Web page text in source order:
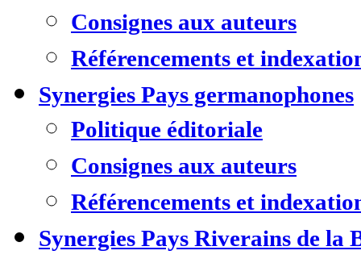
Consignes aux auteurs
Référencements et
Synergies Pays germanophones
Politique éditoriale
Consignes aux auteurs
Référencements et
Synergies Pays Riverains de la